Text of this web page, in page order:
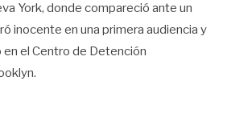
York, donde compareció ante un
inocente en una primera audiencia y
el Centro de Detención